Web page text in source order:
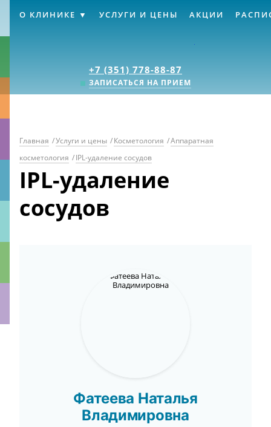
+7 (351) 778-88-87
ЗАПИСАТЬСЯ НА ПРИЕМ
О КЛИНИКЕ УСЛУГИ И ЦЕНЫ АКЦИИ
Главная /Услуги и цены /Косметология /Аппаратная
косметология /IPL-удаление сосудов
IPL-удаление
сосудов
Фатеева Наталья
Владимировна